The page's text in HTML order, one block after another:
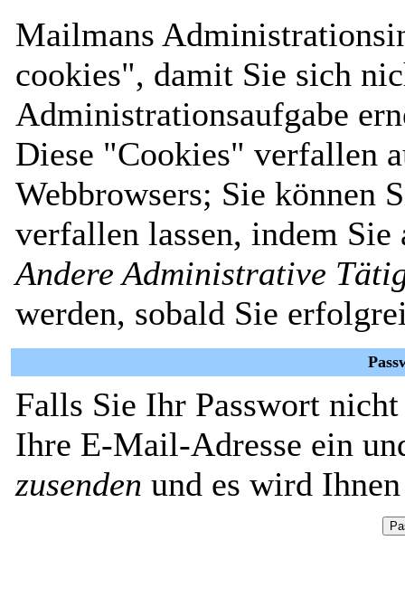
Mailmans
cookies", damit Sie sich
Administrationsaufgabe
Diese "Cookies" verfallen
Webbrowsers; Sie können
verfallen lassen, indem
Andere Administrative
werden, sobald Sie
Falls Sie Ihr Passwort
Ihre E-Mail-Adresse ein
zusenden und es wird